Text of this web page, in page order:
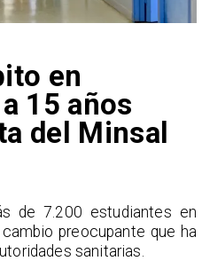
en
15 años
del Minsal
de 7.200 estudiantes en
preocupante que ha
sanitarias.